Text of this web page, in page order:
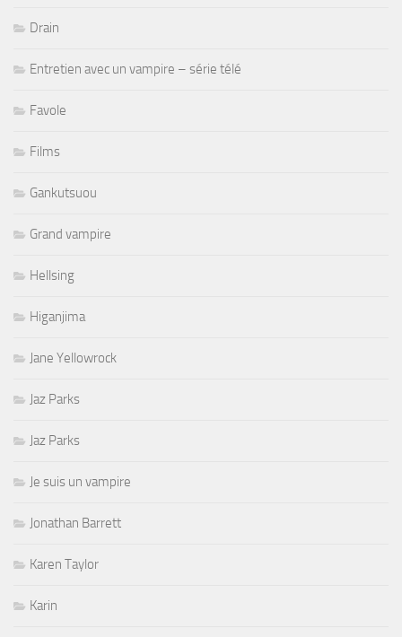
Drain
Entretien avec un vampire – série télé
Favole
Films
Gankutsuou
Grand vampire
Hellsing
Higanjima
Jane Yellowrock
Jaz Parks
Jaz Parks
Je suis un vampire
Jonathan Barrett
Karen Taylor
Karin